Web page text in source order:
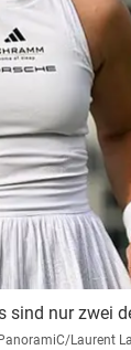
sind nur zwei
Laurent